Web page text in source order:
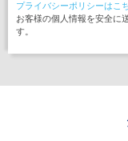
プライバシーポリシーはこ
お客様の個人情報を安全に
す。